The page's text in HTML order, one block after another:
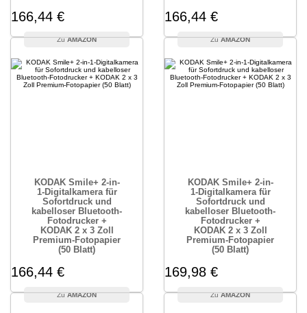
166,44 €
AMAZON
166,44 €
AMAZON
KODAK Smile+ 2-in-
1-Digitalkamera für
Sofortdruck und
kabelloser Bluetooth-
Fotodrucker +
KODAK 2 x 3 Zoll
Premium-Fotopapier
(50 Blatt)
166,44 €
AMAZON
KODAK Smile+ 2-in-
1-Digitalkamera für
Sofortdruck und
kabelloser Bluetooth-
Fotodrucker +
KODAK 2 x 3 Zoll
Premium-Fotopapier
(50 Blatt)
169,98 €
AMAZON